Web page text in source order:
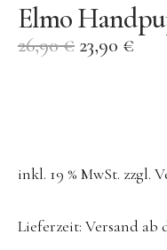
JORA
Lovi |
Elmo
26,90€ 23,90 €
inkl. 19 % MwSt. zzgl.
Lieferzeit: Versand ab